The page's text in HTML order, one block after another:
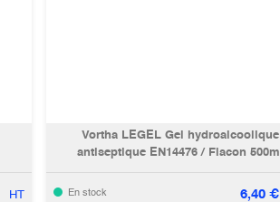
HT
Vortha LEGEL Gel hydroalcoolique
antiseptique EN14476 / Flacon 500ml
En stock 6,40€